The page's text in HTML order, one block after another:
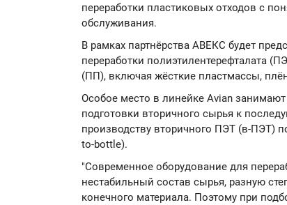
переработки пластиковых отходов с
обслуживания.
В рамках партнёрства АВЕКС будет
переработки полиэтилентерефталата
(ПП), включая жёсткие пластмассы,
Особое место в линейке Avian
подготовки вторичного сырья к
производству вторичного ПЭТ (в-ПЭТ)
to-bottle).
"Современное оборудование для
нестабильный состав сырья, разную
конечного материала. Поэтому при